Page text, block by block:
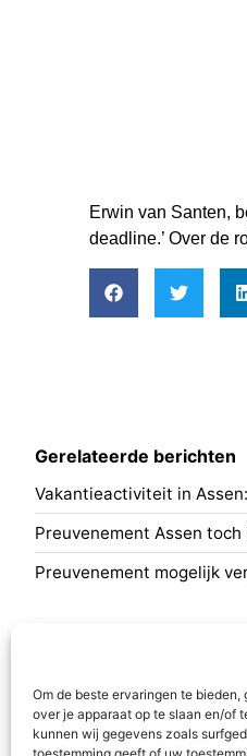
Om de beste ervaringen te
over je apparaat op te slaan en/of
kunnen wij gegevens zoals
Erwin van Santen,
deadline.’ Over de
Gerelateerde berichten
Vakantieactiviteit in
Preuvenement Assen
Preuvenement mogelijk
Aa en Hunze
Assen